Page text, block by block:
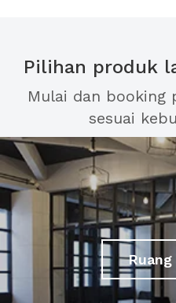
Pilihan produk
Mulai dan booking
sesuai